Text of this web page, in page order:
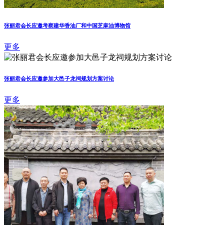
张丽君会长应邀考察建华香油厂和中国芝麻油博物馆
更多
张丽君会长应邀参加大邑子龙祠规划方案讨论
更多